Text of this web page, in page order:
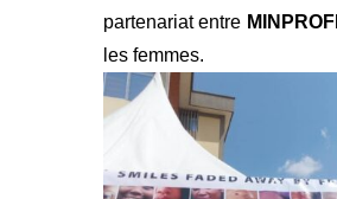
partenariat entre
les femmes.